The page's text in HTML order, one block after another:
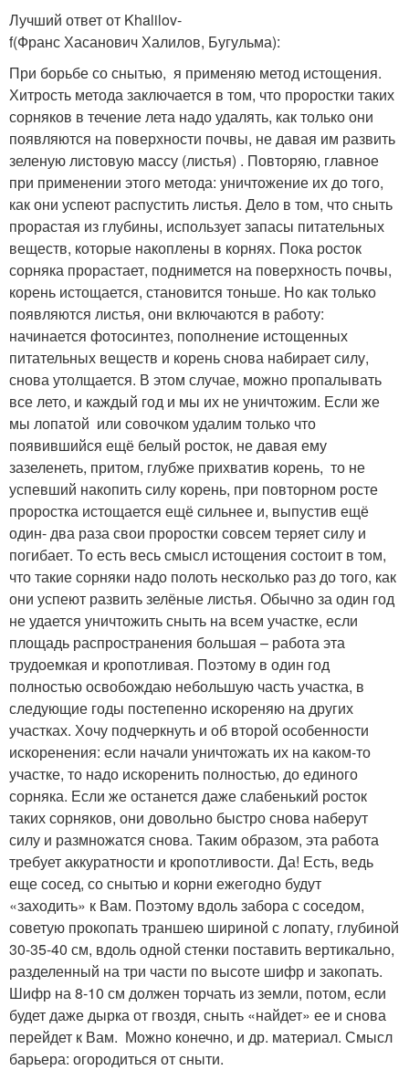
Лучший ответ от Khalilov-
f(Франс Хасанович Халилов, Бугульма):
При борьбе со снытью, я применяю метод истощения.
Хитрость метода заключается в том, что проростки таких
сорняков в течение лета надо удалять, как только они
появляются на поверхности почвы, не давая им развить
зеленую листовую массу (листья) . Повторяю, главное
при применении этого метода: уничтожение их до того,
как они успеют распустить листья. Дело в том, что сныть
прорастая из глубины, использует запасы питательных
веществ, которые накоплены в корнях. Пока росток
сорняка прорастает, поднимется на поверхность почвы,
корень истощается, становится тоньше. Но как только
появляются листья, они включаются в работу:
начинается фотосинтез, пополнение истощенных
питательных веществ и корень снова набирает силу,
снова утолщается. В этом случае, можно пропалывать
все лето, и каждый год и мы их не уничтожим. Если же
мы лопатой или совочком удалим только что
появившийся ещё белый росток, не давая ему
зазеленеть, притом, глубже прихватив корень, то не
успевший накопить силу корень, при повторном росте
проростка истощается ещё сильнее и, выпустив ещё
один- два раза свои проростки совсем теряет силу и
погибает. То есть весь смысл истощения состоит в том,
что такие сорняки надо полоть несколько раз до того, как
они успеют развить зелёные листья. Обычно за один год
не удается уничтожить сныть на всем участке, если
площадь распространения большая – работа эта
трудоемкая и кропотливая. Поэтому в один год
полностью освобождаю небольшую часть участка, в
следующие годы постепенно искореняю на других
участках. Хочу подчеркнуть и об второй особенности
искоренения: если начали уничтожать их на каком-то
участке, то надо искоренить полностью, до единого
сорняка. Если же останется даже слабенький росток
таких сорняков, они довольно быстро снова наберут
силу и размножатся снова. Таким образом, эта работа
требует аккуратности и кропотливости. Да! Есть, ведь
еще сосед, со снытью и корни ежегодно будут
«заходить» к Вам. Поэтому вдоль забора с соседом,
советую прокопать траншею шириной с лопату, глубиной
30-35-40 см, вдоль одной стенки поставить вертикально,
разделенный на три части по высоте шифр и закопать.
Шифр на 8-10 см должен торчать из земли, потом, если
будет даже дырка от гвоздя, сныть «найдет» ее и снова
перейдет к Вам. Можно конечно, и др. материал. Смысл
барьера: огородиться от сныти.